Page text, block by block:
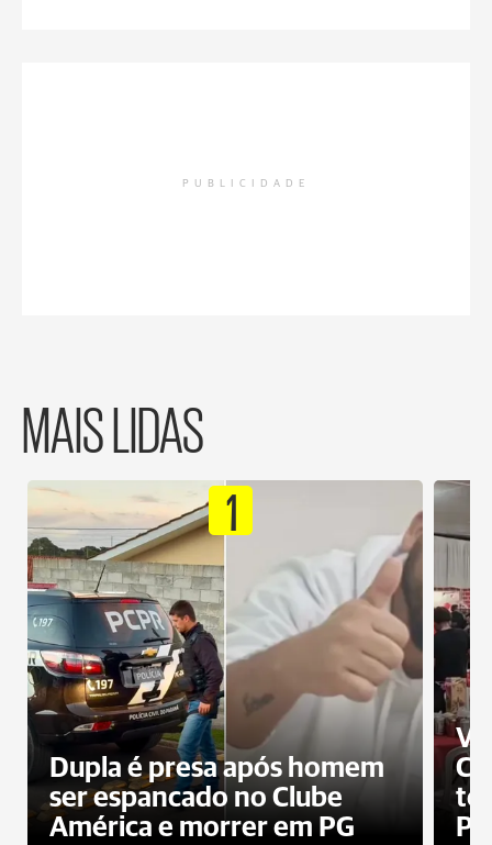
PUBLICIDADE
MAIS LIDAS
1
Dupla é presa após homem
ser espancado no Clube
América e morrer em PG
PG